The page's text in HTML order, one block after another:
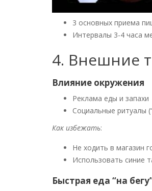
3 основных приема
Интервалы 3-4 часа
4. Внешние
Влияние окружения
Реклама еды и
Социальные ритуалы
Как избежать:
Не ходить в магазин
Использовать синие
Быстрая еда “на